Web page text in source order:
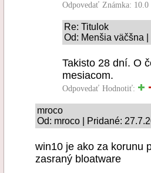
Odpovedať Známka: 10.0
Re: Titulok
Od: Menšia väčšna
Takisto 28 dní. O
mesiacom.
Odpovedať Hodnotiť:
mroco
Od: mroco | Pridané:
win10 je ako za korunu
zasraný bloatware